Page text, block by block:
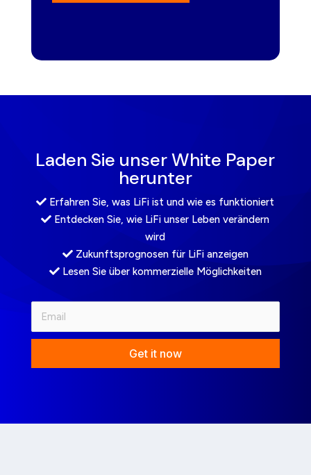
Laden Sie unser White Paper
herunter
Erfahren Sie, was LiFi ist und wie es funktioniert
Entdecken Sie, wie LiFi unser Leben verändern
wird
Zukunftsprognosen für LiFi anzeigen
Lesen Sie über kommerzielle Möglichkeiten
Get it now